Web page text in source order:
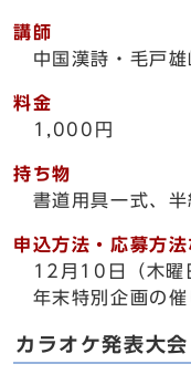
講師
中国漢詩・毛戸雄
料金
1,000円
持ち物
書道用具一式、半
申込方法・応募方法
12月10日（木曜
年末特別企画の催
カラオケ発表大会